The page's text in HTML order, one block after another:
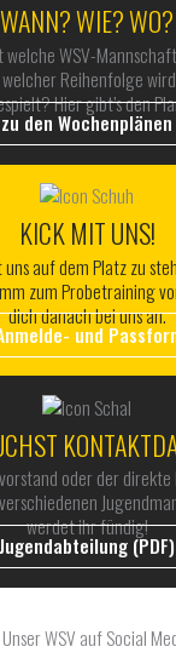
WANN? WIE? WO?
WSV-
Reihenfolge
Hier gibt’s den
zu den Wochenplänen
KICK MIT UNS!
uns auf dem Platz zu
zum Probetraining
dich danach bei uns an.
und
oder der
werdet ihr fündig!
Jugendabteilung (PDF)